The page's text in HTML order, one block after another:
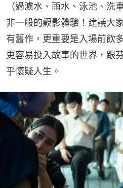
（過濾水、雨水、泳池、洗
非一般的觀影體驗！建議大
有舊作，更重要是入場前飲
更容易投入故事的世界，跟
乎懷疑人生。